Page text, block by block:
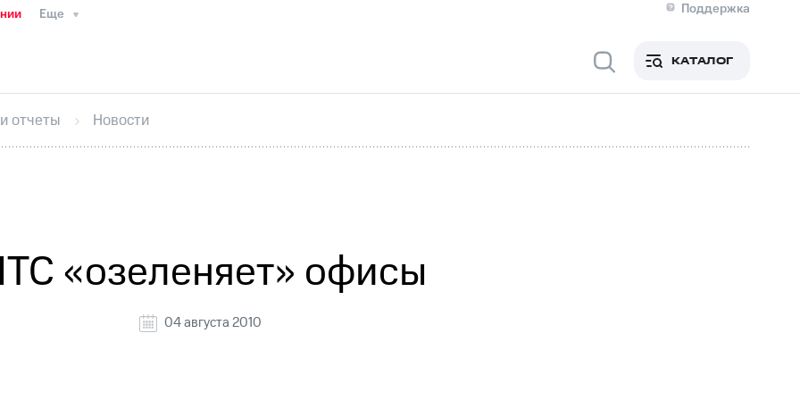
Еще
Поддержка
Медиа-центр
ИнтервьюФинансовая отчетностьКонтактыНовости в регионе
секретарьРаскрытие информации
кабинет акционераАкционерный капиталКонтроль и аудитРынок акций
КАТАЛОГ
отчеты Новости
«озеленяет» офисы
04 августа 2010